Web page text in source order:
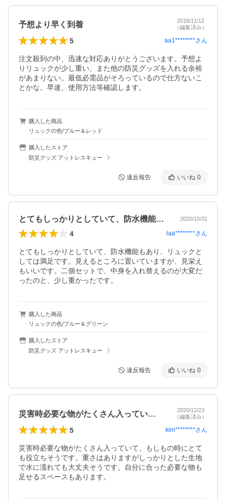
予想より早く到着
2018/11/12
（編集済み）
5 aa1********さん
注文殺到の中、迅速な対応ありがとうございます。予想よ
りリュックが少し重い、また他の防災グッズを入れる余裕
があまりない。最低必需品がそろっているので仕方ないこ
とかな。早速、使用方法等確認します。
購入した商品
リュックの色/ブルー＆レッド
購入したストア
防災グッズ アットレスキュー
違反報告 いいね 0
とてもしっかりとしていて、防水機能もあ… 2020/10/31
4 laa********さん
とてもしっかりとしていて、防水機能もあり、リュックと
しては満足です。見えるところに置いていますが、見栄え
もいいです。二個セットで、中身を入れ替えるのが大変だ
ったのと、少し重かったです。
購入した商品
リュックの色/ブルー＆グリーン
購入したストア
防災グッズ アットレスキュー
違反報告 いいね 0
災害時必要な物がたくさん入っていて、も…
2020/12/23
（編集済み）
5 kim********さん
災害時必要な物がたくさん入っていて、もしもの時にとて
も役立ちそうです。重さはありますがしっかりとした生地
で水に濡れても大丈夫そうです。自分に合った必要な物も
足せるスペースもあります。